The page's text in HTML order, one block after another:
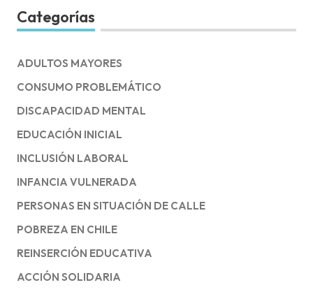
Categorías
ADULTOS MAYORES
CONSUMO PROBLEMÁTICO
DISCAPACIDAD MENTAL
EDUCACIÓN INICIAL
INCLUSIÓN LABORAL
INFANCIA VULNERADA
PERSONAS EN SITUACIÓN DE CALLE
POBREZA EN CHILE
REINSERCIÓN EDUCATIVA
ACCIÓN SOLIDARIA